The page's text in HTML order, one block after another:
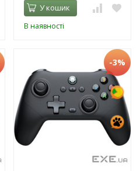
У кошик
В наявності
-3%